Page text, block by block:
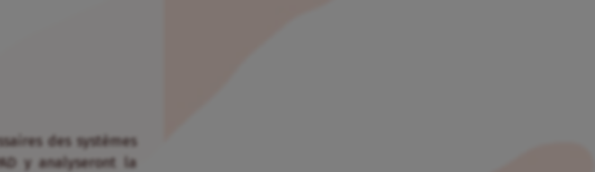
des systèmes
y analyseront la